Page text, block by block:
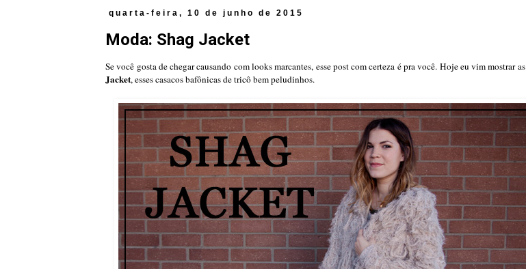
quarta-feira, 10 de junho de 2015
Moda: Shag Jacket
Se você gosta de chegar causando com looks marcantes, esse post com certeza é pra você. Hoje eu vim mostrar as
Jacket, esses casacos bafônicas de tricô bem peludinhos.